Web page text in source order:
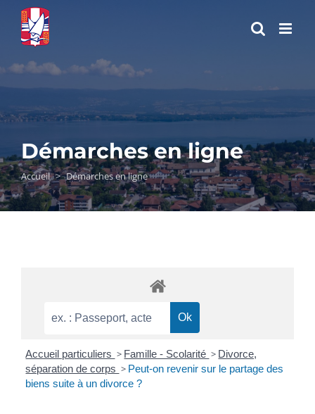
Passer
contenu
Démarches en ligne
Accueil > Démarches en ligne
Accueil particuliers > Famille - Scolarité > Divorce,
séparation de corps > Peut-on revenir sur le partage des
biens suite à un divorce ?